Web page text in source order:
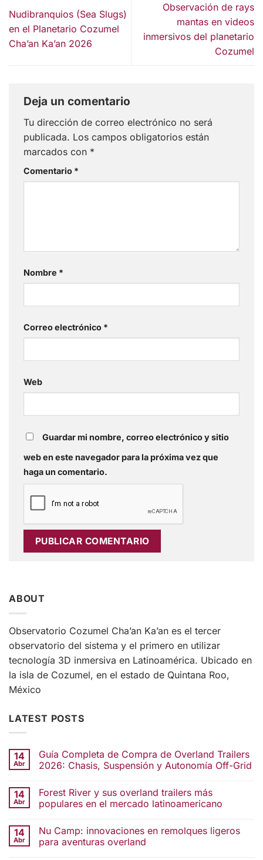
Nudibranquios (Sea Slugs)
en el Planetario Cozumel
Cha’an Ka’an 2026
Observación de rays
mantas en videos
inmersivos del planetario
Cozumel
Deja un comentario
Tu dirección de correo electrónico no será
publicada. Los campos obligatorios están
marcados con *
Comentario *
Nombre *
Correo electrónico *
Web
Guardar mi nombre, correo electrónico y sitio
web en este navegador para la próxima vez que
haga un comentario.
ABOUT
Observatorio Cozumel Cha’an Ka’an es el tercer
observatorio del sistema y el primero en utilizar
tecnología 3D inmersiva en Latinoamérica. Ubicado en
la isla de Cozumel, en el estado de Quintana Roo,
México
LATEST POSTS
14
Abr
Guía Completa de Compra de Overland Trailers
2026: Chasis, Suspensión y Autonomía Off-Grid
14
Abr
Forest River y sus overland trailers más
populares en el mercado latinoamericano
14
Abr
Nu Camp: innovaciones en remolques ligeros
para aventuras overland